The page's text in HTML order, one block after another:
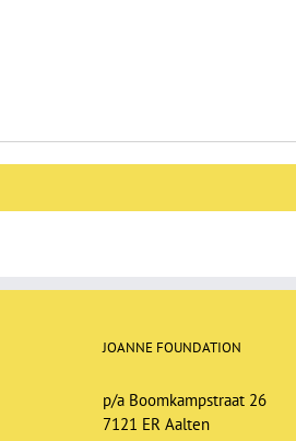
JOANNE FOUNDATION
p/a Boomkampstraat 26
7121 ER Aalten